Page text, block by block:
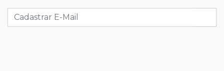
Hospital de Câncer inaugura 20 leitos de UTI e
amplia capacidade para pacientes